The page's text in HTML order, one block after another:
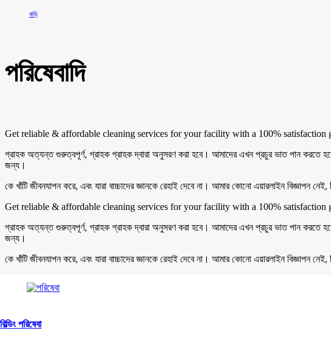
বাড়ি
পরিষেবাদি
Get reliable & affordable cleaning services for your facility with a 100% satisfaction
গ্রাহক অত্যন্ত গুরুত্বপূর্ণ, গ্রাহক গ্রাহক দ্বারা অনুসরণ করা হবে। আমাদের এখন প্রচুর ভাত পান করতে
জন্য।
কে খাঁটি জীবনযাপন করে, এবং যারা বাচ্চাদের জ্ঞানকে রেহাই দেবে না। আমার কোনো এয়ারলাইন
Get reliable & affordable cleaning services for your facility with a 100% satisfaction
গ্রাহক অত্যন্ত গুরুত্বপূর্ণ, গ্রাহক গ্রাহক দ্বারা অনুসরণ করা হবে। আমাদের এখন প্রচুর ভাত পান করতে
জন্য।
কে খাঁটি জীবনযাপন করে, এবং যারা বাচ্চাদের জ্ঞানকে রেহাই দেবে না। আমার কোনো এয়ারলাইন
বিল্ডিং পরিষেবা